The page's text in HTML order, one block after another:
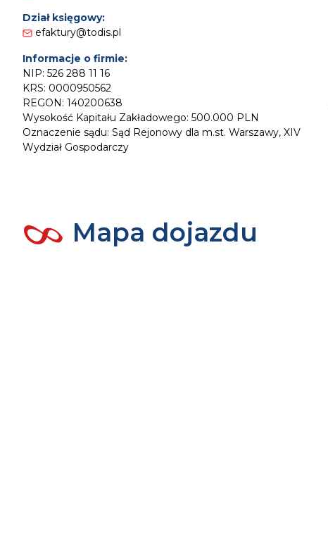
Dział księgowy:
efaktury@todis.pl
Informacje o firmie:
NIP: 526 288 11 16
KRS: 0000950562
REGON: 140200638
Wysokość Kapitału Zakładowego: 500.000 PLN
Oznaczenie sądu: Sąd Rejonowy dla m.st. Warszawy, XIV
Wydział Gospodarczy
Mapa dojazdu